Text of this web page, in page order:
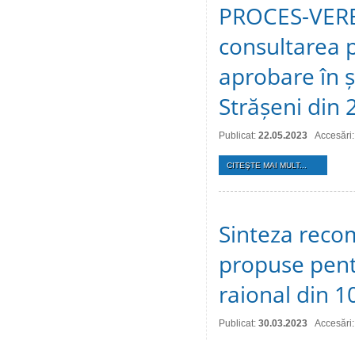
PROCES-
consultarea
aprobare în
Strășeni din
Publicat: 22.05.2023
CITEŞTE MAI MULT...
Sinteza
propuse
raional din
Publicat: 30.03.2023